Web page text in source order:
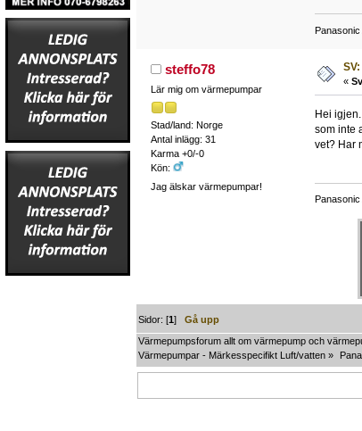
steffo78
Lär mig om värmepumpar
Stad/land: Norge
Antal inlägg: 31
Karma +0/-0
Kön:
Jag älskar värmepumpar!
«
Hei
som inte
vet? Har
Sidor: [1]Gå upp
Värmepumpsforum allt om värmepump och
Värmepumpar - Märkesspecifikt Luft/vatten »